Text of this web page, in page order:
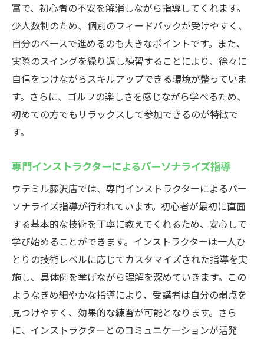
富で、初心者の不安を解消しながら指導してくれます。
少人数制のため、個別のフィードバックが受けやすく、
自分のペースで進めるのも大きなポイントです。また、
実際のスイングを繰り返し練習することにより、徐々に
自信をつけながらスキルアップできる環境が整っていま
す。さらに、ゴルフの楽しさを感じながら学べるため、
初めての方でもリラックスして参加できるのが特徴で
す。
専門インストラクターによるパーソナライズ指導
ウテミル藤沢店では、専門インストラクターによるパー
ソナライズ指導が行われています。初心者が最初に直面
する基本的な技術を丁寧に教えてくれるため、安心して
学び始めることができます。インストラクターは一人ひ
とりの技術レベルに応じてカスタマイズされた指導を実
施し、具体例を挙げながら理解を深めていきます。この
ようなきめ細やかな指導により、受講者は自分の弱点を
見つけやすく、効果的な練習が可能となります。さら
に、インストラクターとのコミュニケーションが活発